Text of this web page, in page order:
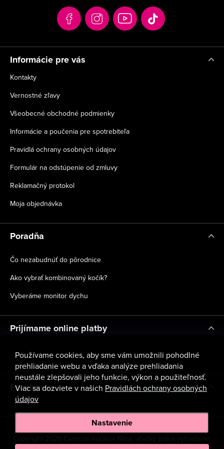
Používame cookies, aby sme vám umožnili pohodlné
prehliadanie webu a vďaka analýze prehliadania
neustále zlepšovali jeho funkcie, výkon a použiteľnosť.
Viac sa dozviete v našich Pravidlách ochrany osobných
údajov
Nastavenie
e
Informácie pre vás
Kontakty
Vernostné zľavy
Všeobecné obchodné podmienky
Informácie a poučenia pre spotrebiteľa
Pravidlá ochrany osobných údajov
Formulár na odstúpenie od zmluvy
Reklamačný protokol
Moja objednávka
Poradňa
Čo nezabudnúť do pôrodnice
Ako vybrať kombinovaný kočík?
Vyberáme monitor dychu
Prijímame online platby
Facebook